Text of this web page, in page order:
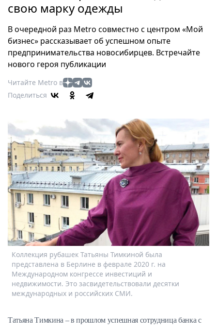
Россия
Мир
Здоровье
Еда
Туризм
Мода
Театр
Афиша
Книги
Выставки
Пресс-
релизы
О
Metro
Стримы
Спецпроекты
Звезды
Выборы
2026
Скачай
Metro
свою марку одежды
В очередной раз Metro совместно с центром «Мой
бизнес» рассказывает об успешном опыте
предпринимательства новосибирцев. Встречайте
нового героя публикации
Читайте Metro в
Поделиться
Коллекция рубашек Татьяны Тимкиной была
представлена в Берлине в феврале 2020 г. на
Международном конгрессе инвестиций и
недвижимости. Это засвидетельствовали десятки
международных и российских СМИ.
Татьяна Тимкина – в прошлом успешная сотрудница банка с